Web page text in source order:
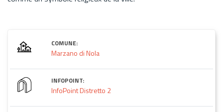
COMUNE:
Marzano di Nola
INFOPOINT:
InfoPoint Distretto 2